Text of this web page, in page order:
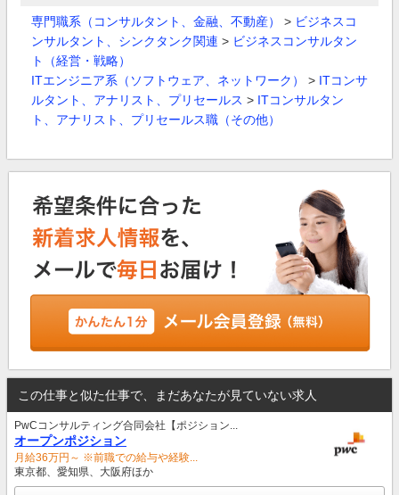
専門職系（コンサルタント、金融、不動産） > ビジネスコ
ンサルタント、シンクタンク関連 > ビジネスコンサルタン
ト（経営・戦略）
ITエンジニア系（ソフトウェア、ネットワーク）
> ITコンサ
ルタント、アナリスト、プリセールス > ITコンサルタン
ト、アナリスト、プリセールス職（その他）
この仕事と似た仕事で、まだあなたが見ていない求人
PwCコンサルティング合同会社【ポジション...
オープンポジション
月給36万円～ ※前職での給与や経験...
東京都、愛知県、大阪府ほか